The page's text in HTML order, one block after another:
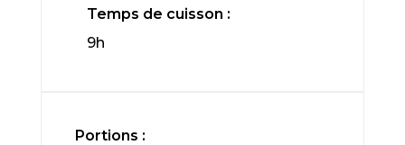
Temps de cuisson :
9h
Portions :